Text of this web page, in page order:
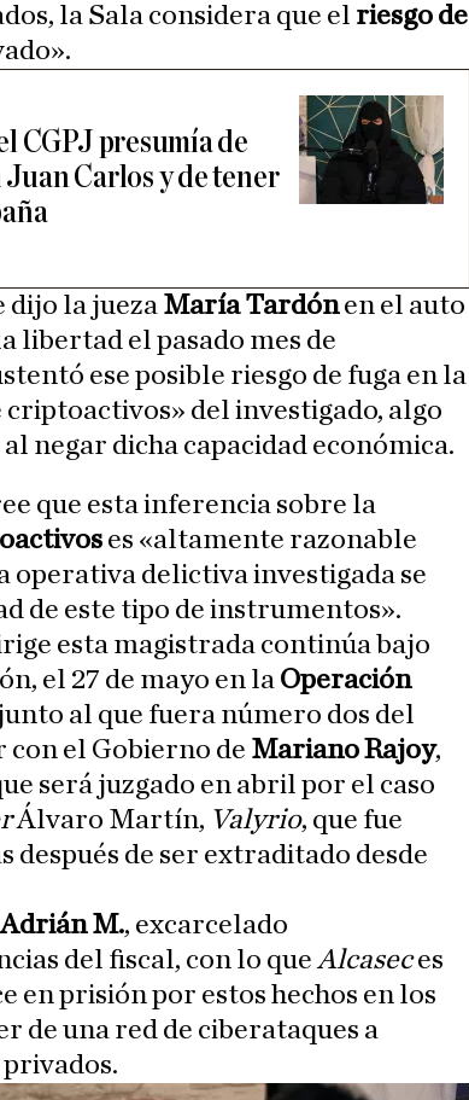
la Sala considera que el riesgo de
CGPJ presumía de
Carlos y de tener
dijo la jueza María Tardónen el auto
libertad el pasado mes de
ese posible riesgo de fuga en la
del investigado, algo
negar dicha capacidad económica.
que esta inferencia sobre la
es «altamente razonable
operativa delictiva investigada se
de este tipo de instrumentos».
esta magistrada continúa bajo
el 27 de mayo en la Operación
al que fuera número dos del
el Gobierno de Mariano Rajoy,
será juzgado en abril por el caso
Álvaro Martín, Valyrio, que fue
después de ser extraditado desde
Adrián M., excarcelado
del fiscal, con lo queAlcaseces
en prisión por estos hechos en los
de una red de ciberataques a